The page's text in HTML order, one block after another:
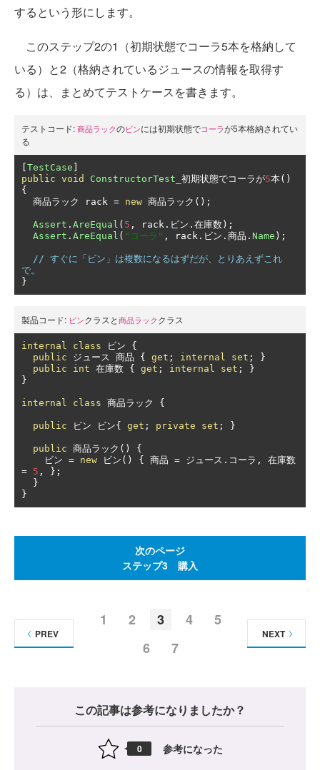
するという形にします。
このステップ2の1（初期状態でコーラ5本を格納して
いる）と2（格納されているジュースの情報を取得す
る）は、まとめてテストケースを書きます。
テストコード: 商品ラックのビンには初期状態でコーラが5本格納されてい
る
TestCase
public void ConstructorTest_ 初期状態でコーラが5本()
{
商品ラック
rack = new 商品ラック();
Assert . AreEqual ( 5 , rack .ビン.在庫数);
Assert . AreEqual ( "コーラ" , rack .ビン.商品. Name );
// すぐに「ビン」は複数になるはずだが、とりあえずこれ
で。
}
製品コード: ビンクラスと 商品ラック クラス
internal class ビン
{
public
ジュース 商品 { get ; internal set ;
}
public
int 在庫数 { get ; internal set ;
}
}
internal class 商品ラック {
public ビン ビン{ get ; private set ; }
public 商品ラック()
{
ビン = new ビン() { 商品 = ジュース.コーラ,
在庫数
= 5 ,
};
}
}
次のページ
ステップ3 購入
1 2 3 4
5
6
7
PREV NEXT
この記事は参考になりましたか？
0 参考になった